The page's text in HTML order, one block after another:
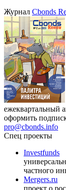
Журнал Cbonds
ежеквартальный
оформить
pro@cbonds.info
Спец проекты
Investfunds
частного
Mergers.ru